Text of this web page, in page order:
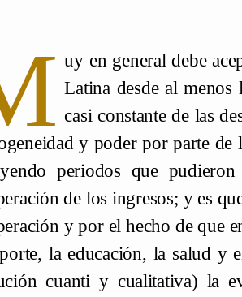
uy en general debe
Latina desde al
casi constante de las
y poder por parte de
periodos que
de los ingresos; y es
y por el hecho de que
la educación, la salud y
cuanti y cualitativa) la